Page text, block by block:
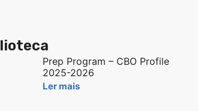
Prep Program – CBO Profile
2025-2026
Ler mais